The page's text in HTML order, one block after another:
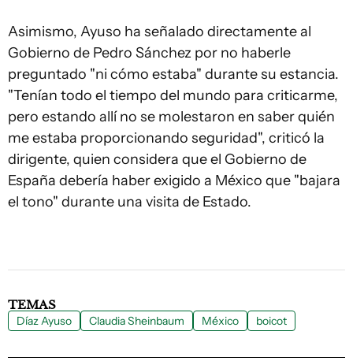
Asimismo, Ayuso ha señalado directamente al
Gobierno de Pedro Sánchez por no haberle
preguntado "ni cómo estaba" durante su estancia.
"Tenían todo el tiempo del mundo para criticarme,
pero estando allí no se molestaron en saber quién
me estaba proporcionando seguridad", criticó la
dirigente, quien considera que el Gobierno de
España debería haber exigido a México que "bajara
el tono" durante una visita de Estado.
TEMAS
Díaz Ayuso Claudia Sheinbaum México boicot